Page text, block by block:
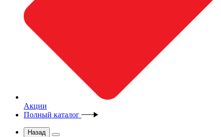
Акции
Полный каталог
Назад